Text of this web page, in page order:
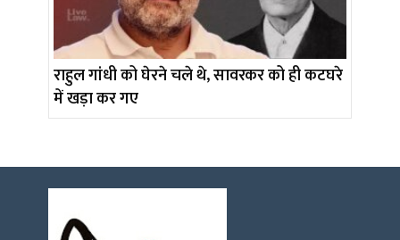
राहुल गांधी को घेरने चले थे, सावरकर को ही कटघरे
में खड़ा कर गए